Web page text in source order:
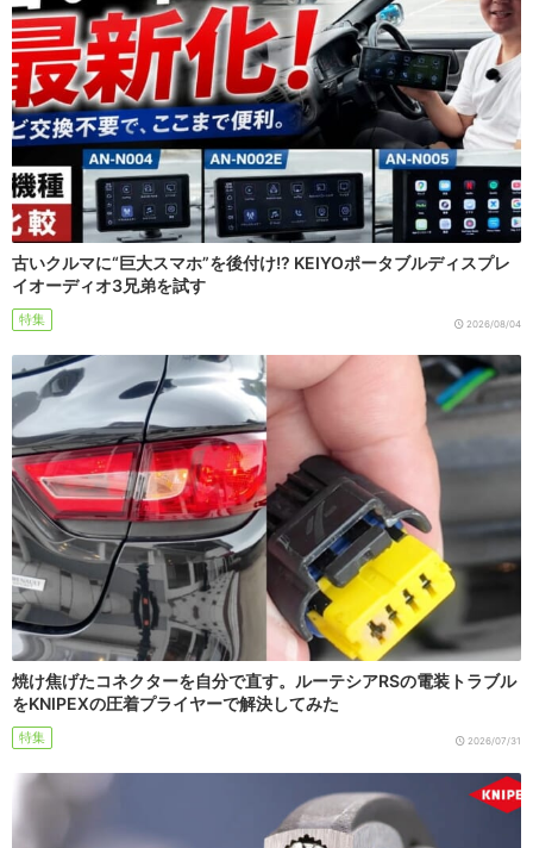
古いクルマに“巨大スマホ”を後付け!? KEIYOポータブルディスプレ
イオーディオ3兄弟を試す
特集 2026/08/04
焼け焦げたコネクターを自分で直す。ルーテシアRSの電装トラブル
をKNIPEXの圧着プライヤーで解決してみた
特集 2026/07/31